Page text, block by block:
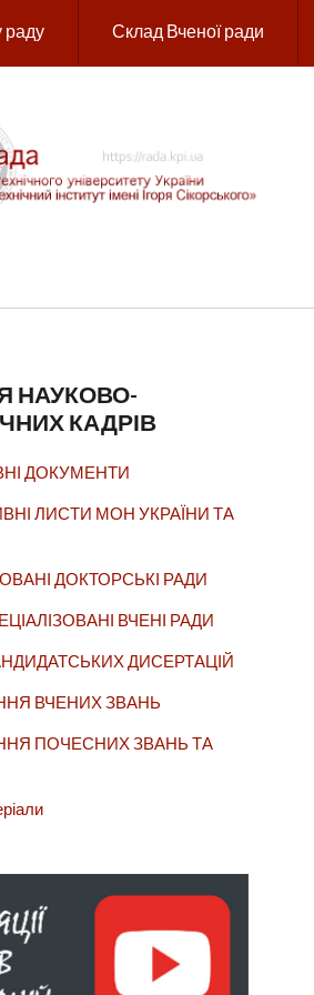
раду Склад Вченої ради
НАУКОВО-
КАДРІВ
ДОКУМЕНТИ
ЛИСТИ МОН УКРАЇНИ ТА
ДОКТОРСЬКІ РАДИ
ВЧЕНІ РАДИ
ДИСЕРТАЦІЙ
ВЧЕНИХ ЗВАНЬ
ПОЧЕСНИХ ЗВАНЬ ТА